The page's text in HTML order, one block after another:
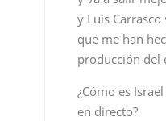
en directo?
Pues la primera
seguiriya,
y voy
disco, voy
los temas más